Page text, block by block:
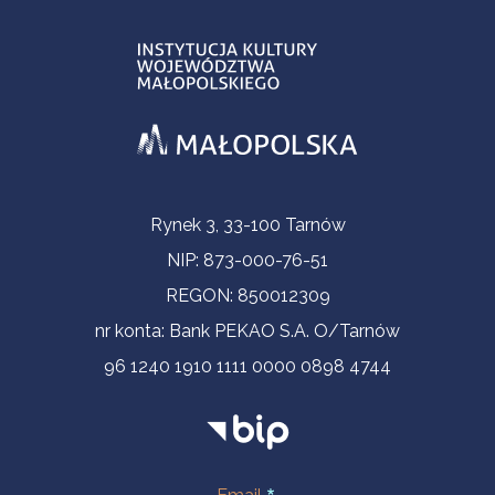
Informacje kontaktoweRynek 3, 33-100 Tarnów
NIP: 873-000-76-51
REGON: 850012309
nr konta: Bank PEKAO S.A. O/Tarnów
96 1240 1910 1111 0000 0898 4744